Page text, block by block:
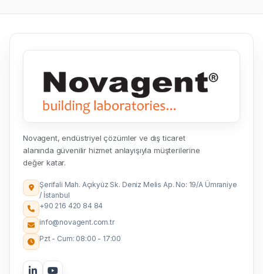
Novagent, endüstriyel çözümler ve dış ticaret
alanında güvenilir hizmet anlayışıyla müşterilerine
değer katar.
Şerifali Mah. Açıkyüz Sk. Deniz Melis Ap. No: 19/A Ümraniye
/ İstanbul
+90 216 420 84 84
info@novagent.com.tr
Pzt - Cum: 08:00 - 17:00